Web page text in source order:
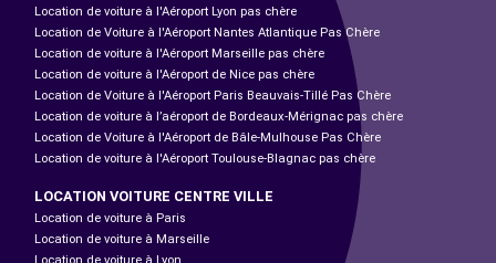
Location de voiture à l'Aéroport Lyon pas chère
Location de Voiture à l'Aéroport Nantes Atlantique Pas Chère
Location de voiture à l'Aéroport Marseille pas chère
Location de voiture à l'Aéroport de Nice pas chère
Location de Voiture à l'Aéroport Paris Beauvais-Tillé Pas Chère
Location de voiture à l’aéroport de Bordeaux-Mérignac pas chère
Location de Voiture à l'Aéroport de Bâle-Mulhouse Pas Chère
Location de voiture à l'Aéroport Toulouse-Blagnac pas chère
LOCATION VOITURE CENTRE VILLE
Location de voiture à Paris
Location de voiture à Marseille